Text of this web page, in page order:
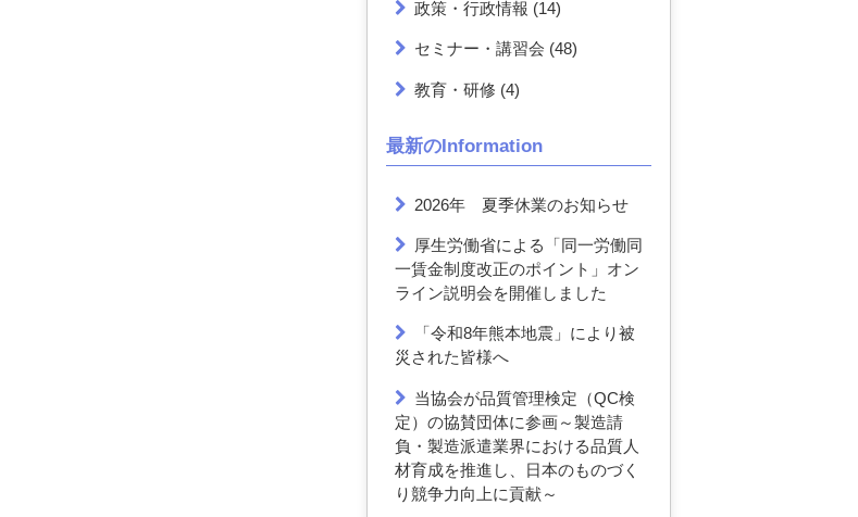
政策・行政情報 (14)
セミナー・講習会 (48)
教育・研修 (4)
最新のInformation
2026年 夏季休業のお知らせ
厚生労働省による「同一労働同
一賃金制度改正のポイント」オン
ライン説明会を開催しました
「令和8年熊本地震」により被
災された皆様へ
当協会が品質管理検定（QC検
定）の協賛団体に参画～製造請
負・製造派遣業界における品質人
材育成を推進し、日本のものづく
り競争力向上に貢献～